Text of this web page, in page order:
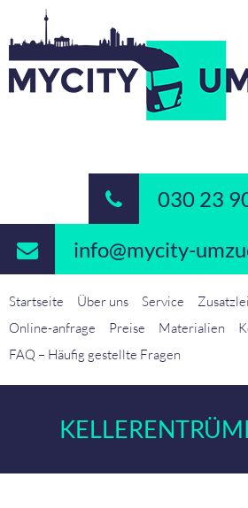
030 23
info@mycity-
Startseite Über uns Service
Online-anfrage
Preise Materialien
FAQ – Häufig gestellte Fragen